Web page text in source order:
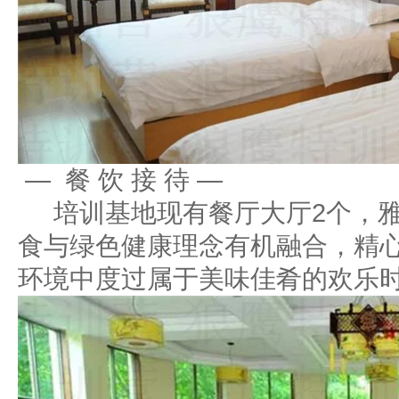
— 餐 饮 接 待 —
培训基地现有餐厅大厅2个，
食与绿色健康理念有机融合，精
环境中度过属于美味佳肴的欢乐